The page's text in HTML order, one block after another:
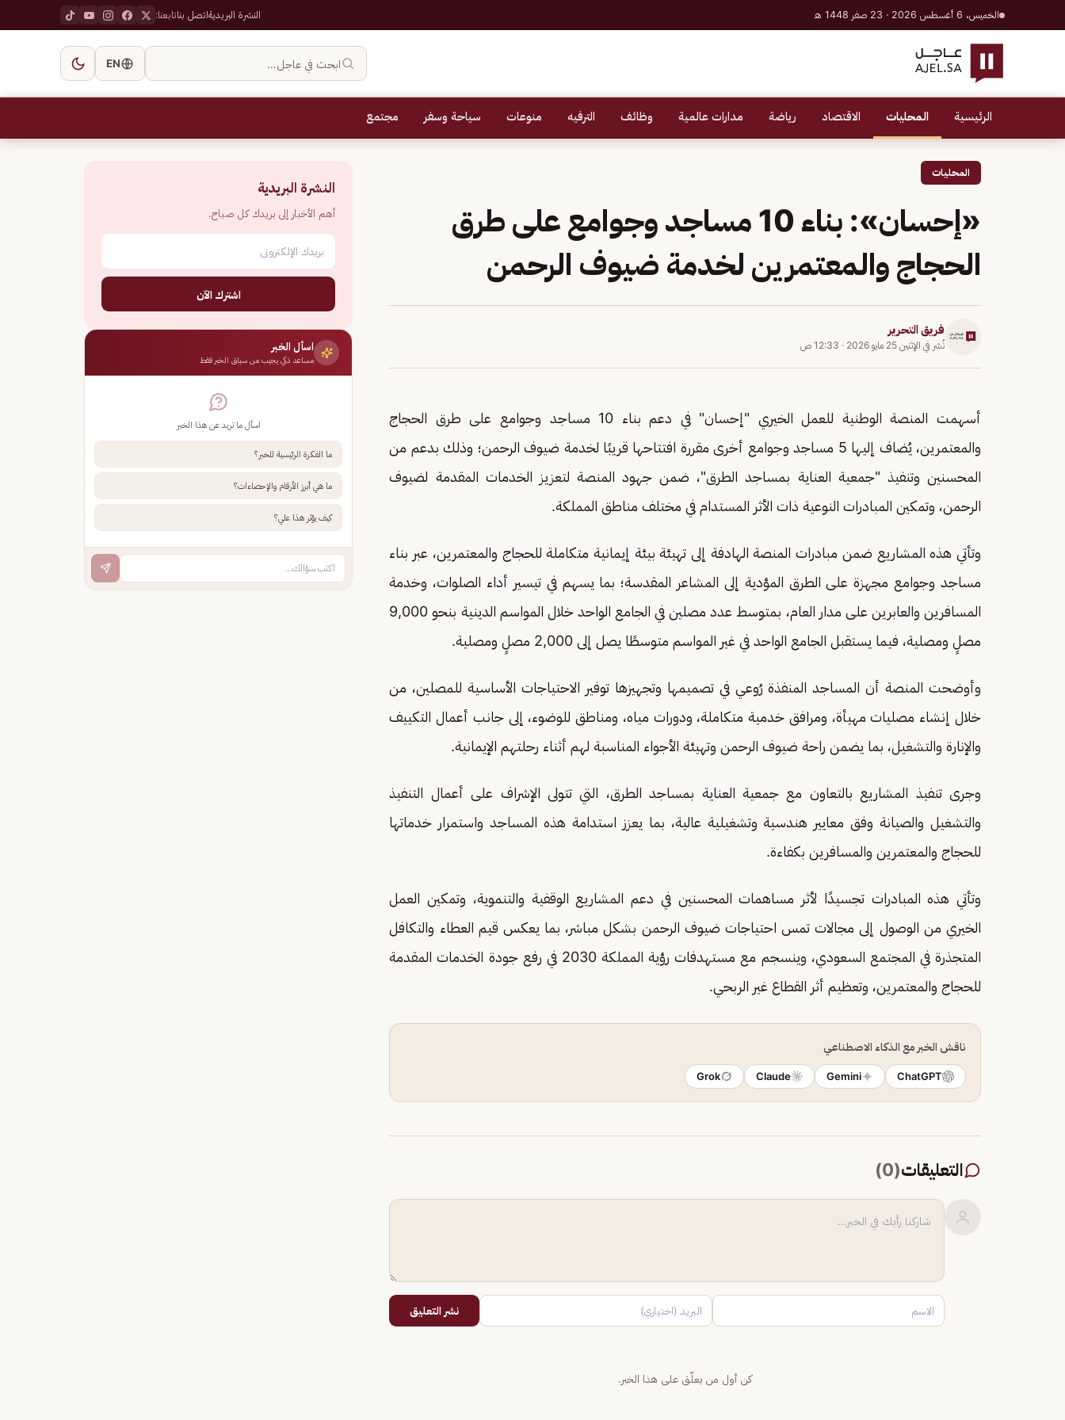
الخميس، 6 أغسطس 2026 · 23 صفر 1448 هـ النشرة البريديةاتصل بناتابعنا:
ابحث في عاجل… EN
الرئيسية المحليات الاقتصاد رياضة مدارات عالمية وظائف الترفيه منوعات سياحة وسفر مجتمع
المحليات
«إحسان»: بناء 10 مساجد وجوامع على طرق
الحجاج والمعتمرين لخدمة ضيوف الرحمن
فريق التحرير
نُشر في الإثنين 25 مايو 2026 · 12:33 ص
أسهمت المنصة الوطنية للعمل الخيري "إحسان" في دعم بناء 10 مساجد وجوامع على طرق الحجاج
والمعتمرين، يُضاف إليها 5 مساجد وجوامع أخرى مقررة افتتاحها قريبًا لخدمة ضيوف الرحمن؛ وذلك بدعم من
المحسنين وتنفيذ "جمعية العناية بمساجد الطرق"، ضمن جهود المنصة لتعزيز الخدمات المقدمة لضيوف
الرحمن، وتمكين المبادرات النوعية ذات الأثر المستدام في مختلف مناطق المملكة.
وتأتي هذه المشاريع ضمن مبادرات المنصة الهادفة إلى تهيئة بيئة إيمانية متكاملة للحجاج والمعتمرين، عبر بناء
مساجد وجوامع مجهزة على الطرق المؤدية إلى المشاعر المقدسة؛ بما يسهم في تيسير أداء الصلوات، وخدمة
المسافرين والعابرين على مدار العام، بمتوسط عدد مصلين في الجامع الواحد خلال المواسم الدينية بنحو 9,000
مصلٍ ومصلية، فيما يستقبل الجامع الواحد في غير المواسم متوسطًا يصل إلى 2,000 مصلٍ ومصلية.
وأوضحت المنصة أن المساجد المنفذة رُوعي في تصميمها وتجهيزها توفير الاحتياجات الأساسية للمصلين، من
خلال إنشاء مصليات مهيأة، ومرافق خدمية متكاملة، ودورات مياه، ومناطق للوضوء، إلى جانب أعمال التكييف
والإنارة والتشغيل، بما يضمن راحة ضيوف الرحمن وتهيئة الأجواء المناسبة لهم أثناء رحلتهم الإيمانية.
وجرى تنفيذ المشاريع بالتعاون مع جمعية العناية بمساجد الطرق، التي تتولى الإشراف على أعمال التنفيذ
والتشغيل والصيانة وفق معايير هندسية وتشغيلية عالية، بما يعزز استدامة هذه المساجد واستمرار خدماتها
للحجاج والمعتمرين والمسافرين بكفاءة.
وتأتي هذه المبادرات تجسيدًا لأثر مساهمات المحسنين في دعم المشاريع الوقفية والتنموية، وتمكين العمل
الخيري من الوصول إلى مجالات تمس احتياجات ضيوف الرحمن بشكل مباشر، بما يعكس قيم العطاء والتكافل
المتجذرة في المجتمع السعودي، وينسجم مع مستهدفات رؤية المملكة 2030 في رفع جودة الخدمات المقدمة
للحجاج والمعتمرين، وتعظيم أثر القطاع غير الربحي.
ناقش الخبر مع الذكاء الاصطناعي
ChatGPT
Gemini
Claude
Grok
التعليقات(
0
)
نشر التعليق
كن أول من يعلّق على هذا الخبر.
النشرة البريدية
أهم الأخبار إلى بريدك كل صباح.
اشترك الآن
اسأل الخبر
مساعد ذكي يجيب من سياق الخبر فقط
اسأل ما تريد عن هذا الخبر
ما الفكرة الرئيسية للخبر؟
ما هي أبرز الأرقام والإحصاءات؟
كيف يؤثر هذا علي؟